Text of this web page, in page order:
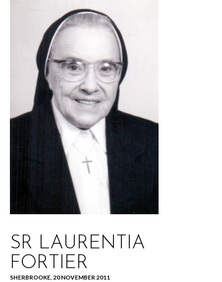
SR LAURENTIA
FORTIER
SHERBROOKE, 20 NOVEMBER 2011